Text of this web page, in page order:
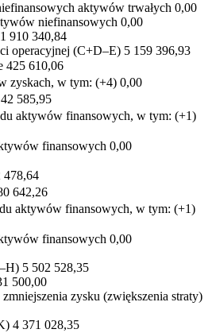
aktywów trwałych 0,00
niefinansowych 0,00
1 910 340,84
operacyjnej (C+D–E) 5 159 396,93
425 610,06
zyskach, w tym: (+4) 0,00
42 585,95
aktywów finansowych, w tym: (+1)
finansowych 0,00
478,64
642,26
aktywów finansowych, w tym: (+1)
finansowych 0,00
5 502 528,35
500,00
zysku (zwiększenia straty)
4 371 028,35